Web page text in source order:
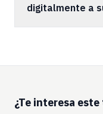
digitalmente a
¿Te interesa este